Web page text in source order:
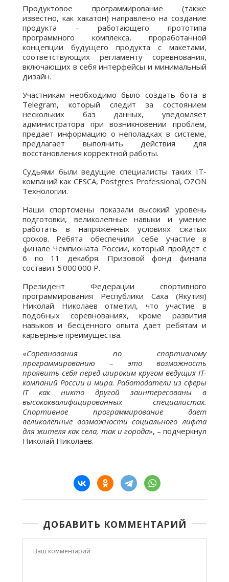
Продуктовое программирование (также
известно, как хакатон) направлено на создание
продукта – работающего прототипа
программного комплекса, проработанной
концепции будущего продукта с макетами,
соответствующих регламенту соревнования,
включающих в себя интерфейсы и минимальный
дизайн.
Участникам необходимо было создать бота в
Telegram, который следит за состоянием
нескольких баз данных, уведомляет
администратора при возникновении проблем,
предает информацию о неполадках в системе,
предлагает выполнить действия для
восстановления корректной работы.
Судьями были ведущие специалисты таких IT-
компаний как CESCA, Postgres Professional, OZON
Технологии.
Наши спортсмены показали высокий уровень
подготовки, великолепные навыки и умение
работать в напряженных условиях сжатых
сроков. Ребята обеспечили себе участие в
финале Чемпионата России, который пройдет с
6 по 11 декабря. Призовой фонд финала
составит 5 000 000 Р.
Президент Федерации спортивного
программирования Республики Саха (Якутия)
Николай Николаев отметил, что участие в
подобных соревнованиях, кроме развития
навыков и бесценного опыта дает ребятам и
карьерные преимущества.
«Соревнования по спортивному
программированию – это возможность
проявить себя перед широким кругом ведущих IT-
компаний России и мира. Работодатели из сферы
IT как никто другой заинтересованы в
высококвалифицированных специалистах.
Спортивное программирование дает
великолепные возможности социального лифта
для жителя как села, так и города», – подчеркнул
Николай Николаев.
ДОБАВИТЬ КОММЕНТАРИЙ